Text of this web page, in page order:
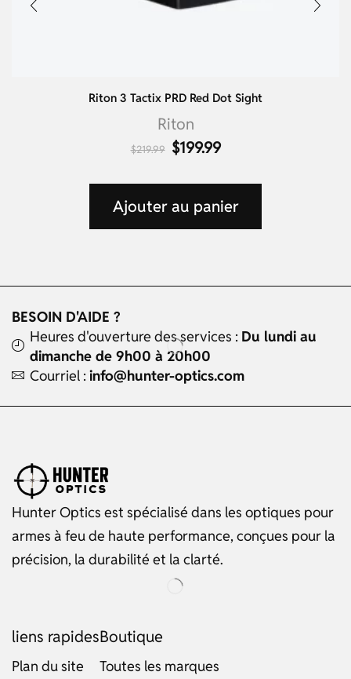
Riton 3 Tactix PRD Red Dot Sight
Riton
$219.99 $199.99
Ajouter au panier
BESOIN D'AIDE ?
Heures d'ouverture des services : Du lundi au
dimanche de 9h00 à 20h00
Courriel : info@hunter-optics.com
Hunter Optics est spécialisé dans les optiques pour
armes à feu de haute performance, conçues pour la
précision, la durabilité et la clarté.
liens rapides
Plan du site
Boutique
Toutes les marques